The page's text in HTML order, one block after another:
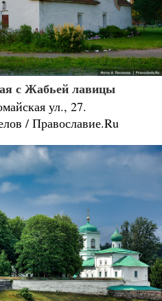
с Жабьей лавицы
ул., 27.
/ Православие.Ru